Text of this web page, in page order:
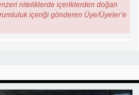
niteliklerde içeriklerden doğan
içeriği gönderen Üye/Üyeler’e